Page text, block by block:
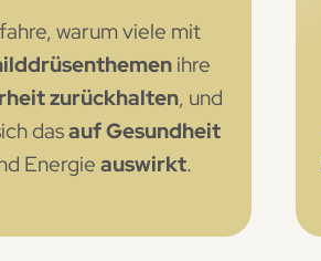
warum viele mit
ihre
zurückhalten, und
dasauf Gesundheit
Energieauswirkt.